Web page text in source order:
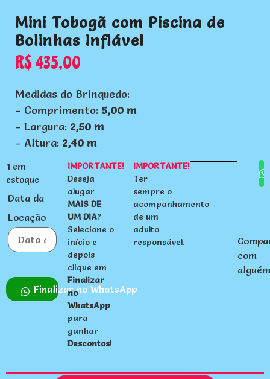
Mini Tobogã com Piscina de
Bolinhas Inflável
R$435,00
Medidas do Brinquedo:
– Comprimento: 5,00 m
– Largura: 2,50 m
– Altura: 2,40 m
1 em
estoque
Data da
Locação
Data da Locação
2026
seg ter quaquisex sabdom
31 1
7 8 9
Finalizar no WhatsApp
IMPORTANTE!
Deseja
alugar
MAIS DE
UM DIA?
Selecione o
início e
depois
clique em
Finalizar
no
WhatsApp
para
ganhar
Descontos!
IMPORTANTE!
Ter
sempre o
acompanhamento
de um
adulto
responsável.
com